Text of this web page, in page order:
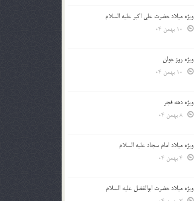
ویژه میلاد حضرت علی اکبر علیه السلام
ویژه روز جوان
ویژه دهه فجر
ویژه میلاد امام سجاد علیه السلام
ویژه میلاد حضرت ابوالفضل علیه السلام